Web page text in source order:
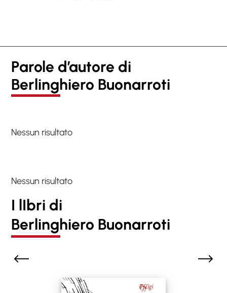
Parole d’autore di
Berlinghiero Buonarroti
Nessun risultato
Nessun risultato
I lIbri di
Berlinghiero Buonarroti